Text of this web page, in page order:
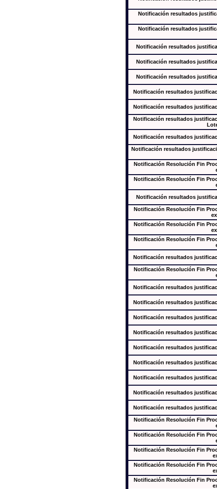
Notificación resultados
Notificación resultados
Notificación resultados
Notificación resultados
Notificación resultados
Notificación resultados
Notificación resultados
Notificación resultados
Notificación resultados
Notificación resultados
Notificación Resolución Fin
Notificación Resolución Fin
Notificación resultados
Notificación Resolución Fin
Notificación Resolución Fin
Notificación Resolución Fin
Notificación resultados
Notificación Resolución Fin
Notificación resultados
Notificación resultados
Notificación resultados
Notificación resultados
Notificación resultados
Notificación resultados
Notificación resultados
Notificación resultados
Notificación resultados
Notificación Resolución Fin
Notificación Resolución Fin
Notificación Resolución Fin
Notificación Resolución Fin
Notificación Resolución Fin